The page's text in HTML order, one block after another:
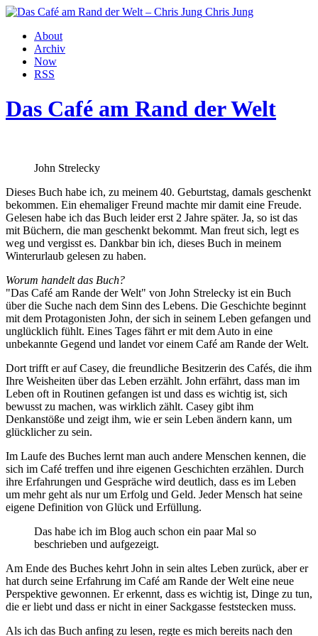
Chris Jung
About
Archiv
Now
RSS
Das Café am Rand der Welt
John Strelecky
Dieses Buch habe ich, zu meinem 40. Geburtstag, damals geschenkt
bekommen. Ein ehemaliger Freund machte mir damit eine Freude.
Gelesen habe ich das Buch leider erst 2 Jahre später. Ja, so ist das
mit Büchern, die man geschenkt bekommt. Man freut sich, legt es
weg und vergisst es. Dankbar bin ich, dieses Buch in meinem
Winterurlaub gelesen zu haben.
Worum handelt das Buch?
"Das Café am Rande der Welt" von John Strelecky ist ein Buch
über die Suche nach dem Sinn des Lebens. Die Geschichte beginnt
mit dem Protagonisten John, der sich in seinem Leben gefangen und
unglücklich fühlt. Eines Tages fährt er mit dem Auto in eine
unbekannte Gegend und landet vor einem Café am Rande der Welt.
Dort trifft er auf Casey, die freundliche Besitzerin des Cafés, die ihm
Ihre Weisheiten über das Leben erzählt. John erfährt, dass man im
Leben oft in Routinen gefangen ist und dass es wichtig ist, sich
bewusst zu machen, was wirklich zählt. Casey gibt ihm
Denkanstöße und zeigt ihm, wie er sein Leben ändern kann, um
glücklicher zu sein.
Im Laufe des Buches lernt man auch andere Menschen kennen, die
sich im Café treffen und ihre eigenen Geschichten erzählen. Durch
ihre Erfahrungen und Gespräche wird deutlich, dass es im Leben
um mehr geht als nur um Erfolg und Geld. Jeder Mensch hat seine
eigene Definition von Glück und Erfüllung.
Das habe ich im Blog auch schon ein paar Mal so
beschrieben und aufgezeigt.
Am Ende des Buches kehrt John in sein altes Leben zurück, aber er
hat durch seine Erfahrung im Café am Rande der Welt eine neue
Perspektive gewonnen. Er erkennt, dass es wichtig ist, Dinge zu tun,
die er liebt und dass er nicht in einer Sackgasse feststecken muss.
Als ich das Buch anfing zu lesen, regte es mich bereits nach den